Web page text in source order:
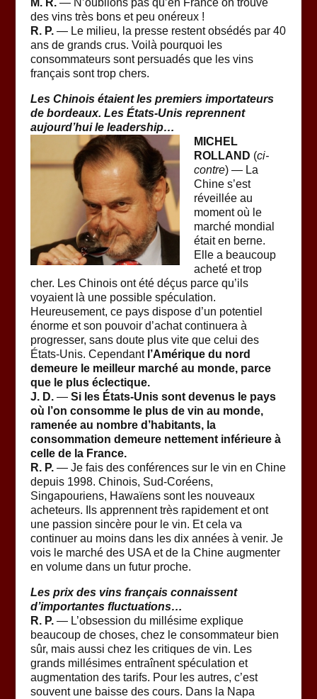
M. R.— N’oublions pas qu’en France on trouve
des vins très bons et peu onéreux !
R. P.— Le milieu, la presse restent obsédés par 40
ans de grands crus. Voilà pourquoi les
consommateurs sont persuadés que les vins
français sont trop chers.
Les Chinois étaient les premiers importateurs
de bordeaux. Les États-Unis reprennent
aujourd’hui le leadership…
MICHEL
ROLLAND (ci-
contre) — La
Chine s’est
réveillée au
moment où le
marché mondial
était en berne.
Elle a beaucoup
acheté et trop
cher. Les Chinois ont été déçus parce qu’ils
voyaient là une possible spéculation.
Heureusement, ce pays dispose d’un potentiel
énorme et son pouvoir d’achat continuera à
progresser, sans doute plus vite que celui des
États-Unis. Cependant l’Amérique du nord
demeure le meilleur marché au monde, parce
que le plus éclectique.
J. D.— Si les États-Unis sont devenus le pays
où l’on consomme le plus de vin au monde,
ramenée au nombre d’habitants, la
consommation demeure nettement inférieure à
celle de la France.
R. P.— Je fais des conférences sur le vin en Chine
depuis 1998. Chinois, Sud-Coréens,
Singapouriens, Hawaïens sont les nouveaux
acheteurs. Ils apprennent très rapidement et ont
une passion sincère pour le vin. Et cela va
continuer au moins dans les dix années à venir. Je
vois le marché des USA et de la Chine augmenter
en volume dans un futur proche.
Les prix des vins français connaissent
d’importantes fluctuations…
R. P.— L’obsession du millésime explique
beaucoup de choses, chez le consommateur bien
sûr, mais aussi chez les critiques de vin. Les
grands millésimes entraînent spéculation et
augmentation des tarifs. Pour les autres, c’est
souvent une baisse des cours. Dans la Napa